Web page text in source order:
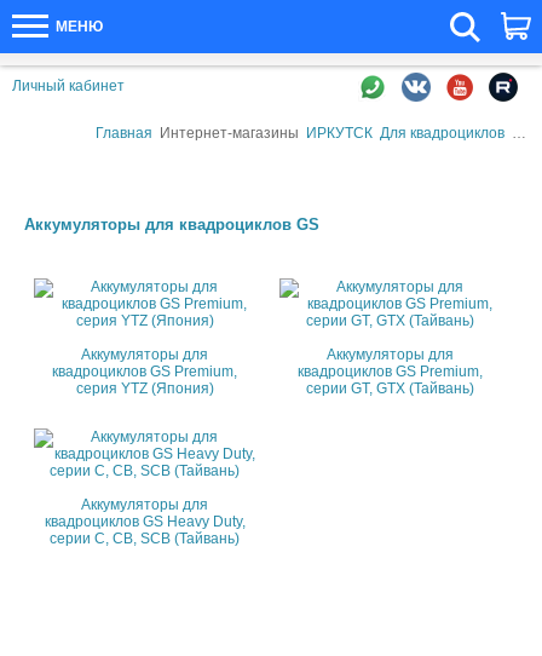
МЕНЮ
Личный кабинет
Главная Интернет-магазины ИРКУТСК Для квадроциклов
Аккумуляторы для квадроциклов GS
Аккумуляторы для
квадроциклов GS Premium,
серия YTZ (Япония)
Аккумуляторы для
квадроциклов GS Premium,
серии GT, GTX (Тайвань)
Аккумуляторы для
квадроциклов GS Heavy Duty,
серии C, CB, SCB (Тайвань)